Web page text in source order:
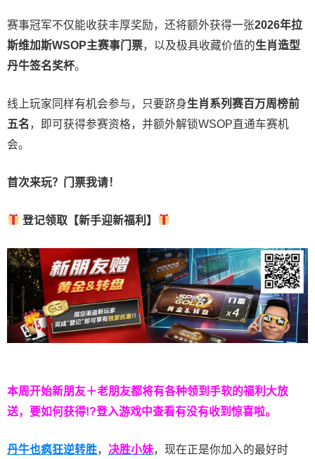
赛事冠军不仅能收获丰厚奖励，还将额外获得一张2026年拉
斯维加斯WSOP主赛事门票，以及极具收藏价值的生肖造型
丹牛签名奖杯。
线上玩家同样有机会参与，只要跻身生肖系列赛百万周榜前
五名 ，即可获得参赛资格，并额外解锁WSOP直通车赛机
会。
首次来玩？门票我请！
登记领取【新手迎新福利】
本周开始新朋友＋老朋友都将有各种领到手软的福利大放
送，要如何获得!?登入游戏中查看有没有收到惊喜啦。
丹牛也疯狂逆转胜， 决胜小妹，现在正是你加入的最好时